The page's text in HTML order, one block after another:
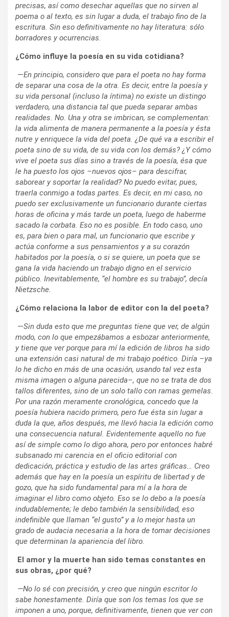
precisas, así como desechar aquellas que no sirven al
poema o al texto, es sin lugar a duda, el trabajo fino de la
escritura. Sin eso definitivamente no hay literatura: sólo
borradores y ocurrencias.
¿Cómo influye la poesía en su vida cotidiana?
—En principio, considero que para el poeta no hay forma
de separar una cosa de la otra. Es decir, entre la poesía y
su vida personal (incluso la íntima) no existe un distingo
verdadero, una distancia tal que pueda separar ambas
realidades. No. Una y otra se imbrican, se complementan:
la vida alimenta de manera permanente a la poesía y ésta
nutre y enriquece la vida del poeta. ¿De qué va a escribir el
poeta sino de su vida, de su vida con los demás? ¿Y cómo
vive el poeta sus días sino a través de la poesía, ésa que
le ha puesto los ojos –nuevos ojos– para descifrar,
saborear y soportar la realidad? No puedo evitar, pues,
traerla conmigo a todas partes. Es decir, en mi caso, no
puedo ser exclusivamente un funcionario durante ciertas
horas de oficina y más tarde un poeta, luego de haberme
sacado la corbata. Eso no es posible. En todo caso, uno
es, para bien o para mal, un funcionario que escribe y
actúa conforme a sus pensamientos y a su corazón
habitados por la poesía, o si se quiere, un poeta que se
gana la vida haciendo un trabajo digno en el servicio
público. Inevitablemente, “el hombre es su trabajo”, decía
Nietzsche.
¿Cómo relaciona la labor de editor con la del poeta?
—Sin duda esto que me preguntas tiene que ver, de algún
modo, con lo que empezábamos a esbozar anteriormente,
y tiene que ver porque para mí la edición de libros ha sido
una extensión casi natural de mi trabajo poético. Diría –ya
lo he dicho en más de una ocasión, usando tal vez esta
misma imagen o alguna parecida–, que no se trata de dos
tallos diferentes, sino de un solo tallo con ramas gemelas.
Por una razón meramente cronológica, concedo que la
poesía hubiera nacido primero, pero fue ésta sin lugar a
duda la que, años después, me llevó hacia la edición como
una consecuencia natural. Evidentemente aquello no fue
así de simple como lo digo ahora, pero por entonces habré
subsanado mi carencia en el oficio editorial con
dedicación, práctica y estudio de las artes gráficas… Creo
además que hay en la poesía un espíritu de libertad y de
gozo, que ha sido fundamental para mí a la hora de
imaginar el libro como objeto. Eso se lo debo a la poesía
indudablemente; le debo también la sensibilidad, eso
indefinible que llaman “el gusto” y a lo mejor hasta un
grado de audacia necesaria a la hora de tomar decisiones
que determinan la apariencia del libro.
El amor y la muerte han sido temas constantes en
sus obras, ¿por qué?
—No lo sé con precisión, y creo que ningún escritor lo
sabe honestamente. Diría que son los temas los que se
imponen a uno, porque, definitivamente, tienen que ver con